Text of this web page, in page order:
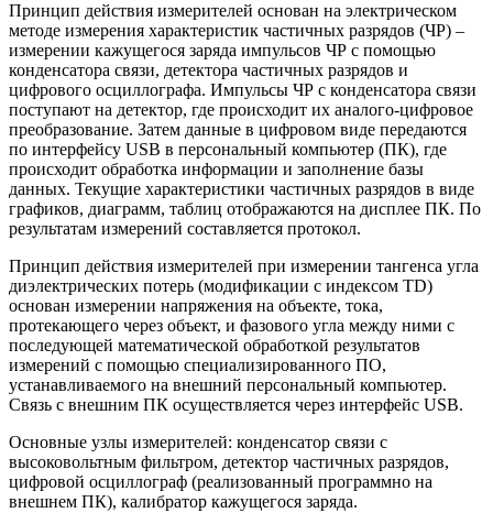
Принцип действия измерителей основан на электрическом
методе измерения характеристик частичных разрядов (ЧР) –
измерении кажущегося заряда импульсов ЧР с помощью
конденсатора связи, детектора частичных разрядов и
цифрового осциллографа. Импульсы ЧР с конденсатора связи
поступают на детектор, где происходит их аналого-цифровое
преобразование. Затем данные в цифровом виде передаются
по интерфейсу USB в персональный компьютер (ПК), где
происходит обработка информации и заполнение базы
данных. Текущие характеристики частичных разрядов в виде
графиков, диаграмм, таблиц отображаются на дисплее ПК. По
результатам измерений составляется протокол.
Принцип действия измерителей при измерении тангенса угла
диэлектрических потерь (модификации с индексом TD)
основан измерении напряжения на объекте, тока,
протекающего через объект, и фазового угла между ними с
последующей математической обработкой результатов
измерений с помощью специализированного ПО,
устанавливаемого на внешний персональный компьютер.
Связь с внешним ПК осуществляется через интерфейс USB.
Основные узлы измерителей: конденсатор связи с
высоковольтным фильтром, детектор частичных разрядов,
цифровой осциллограф (реализованный программно на
внешнем ПК), калибратор кажущегося заряда.